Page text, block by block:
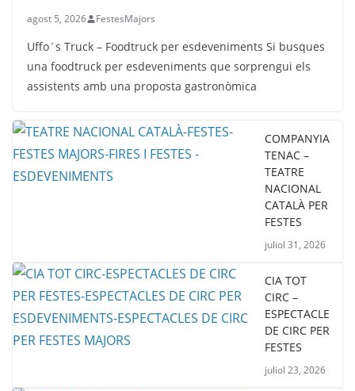
agost 5, 2026 FestesMajors
Uffo´s Truck – Foodtruck per esdeveniments Si busques
una foodtruck per esdeveniments que sorprengui els
assistents amb una proposta gastronòmica
COMPANYIA
TENAC –
TEATRE
NACIONAL
CATALÀ PER
FESTES
juliol 31, 2026
CIA TOT
CIRC –
ESPECTACLE
DE CIRC PER
FESTES
juliol 23, 2026